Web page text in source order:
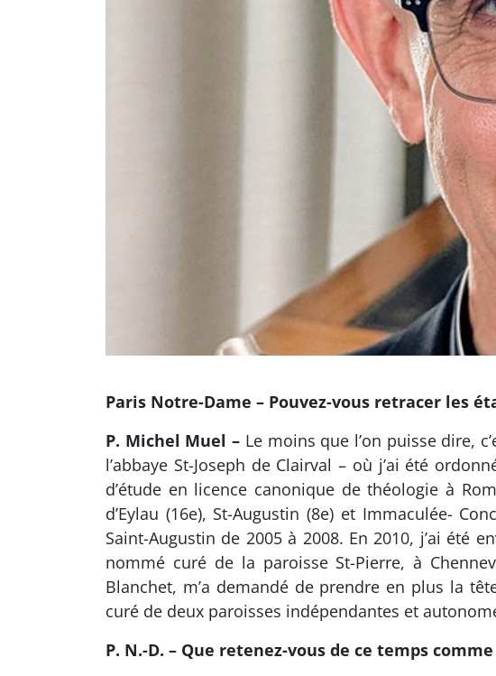
Paris Notre-Dame – Pouvez-vous retracer les
P. Michel Muel – Le moins que l’on puisse dire,
l’abbaye St-Joseph de Clairval – où j’ai été
d’étude en licence canonique de théologie à
d’Eylau (16e), St-Augustin (8e) et Immaculée-
Saint-Augustin de 2005 à 2008. En 2010, j’ai été
nommé curé de la paroisse St-Pierre, à
Blanchet, m’a demandé de prendre en plus la
curé de deux paroisses indépendantes et
P. N.-D. – Que retenez-vous de ce temps